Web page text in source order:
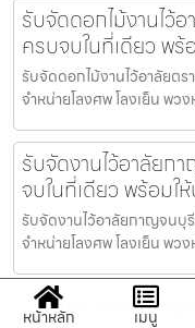
รับจัดดอกไม้งานไว้
ครบจบในที่เดียว พร้
รับจัดดอกไม้งานไว้อาลัยต
จำหน่ายโลงศพ โลงเย็น พว
รับจัดงานไว้อาลัยก
จบในที่เดียว พร้อมใ
รับจัดงานไว้อาลัยกาญจนบุ
จำหน่ายโลงศพ โลงเย็น พว
บริษัทรับจัดงานศพ
หน้าหลัก เมนู